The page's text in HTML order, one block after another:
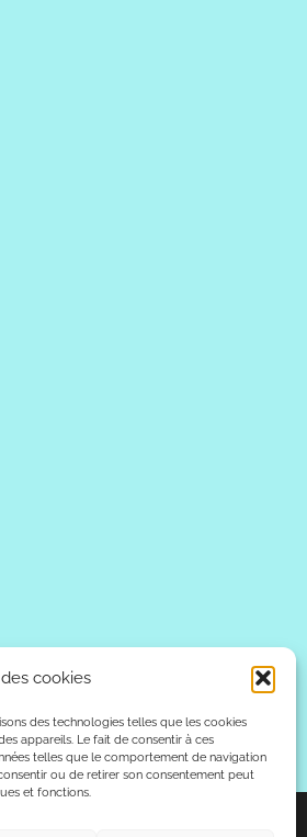
cookies
des technologies telles que les cookies
appareils. Le fait de consentir à ces
telles que le comportement de navigation
ou de retirer son consentement peut
et fonctions.